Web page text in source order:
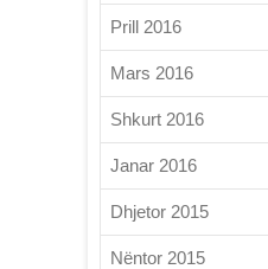
Prill 2016
Mars 2016
Shkurt 2016
Janar 2016
Dhjetor 2015
Nëntor 2015